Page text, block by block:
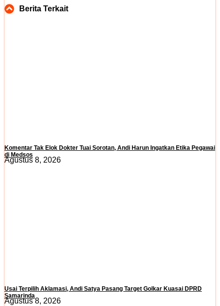
Berita Terkait
Komentar Tak Elok Dokter Tuai Sorotan, Andi Harun Ingatkan Etika Pegawai
di Medsos
Agustus 8, 2026
Usai Terpilih Aklamasi, Andi Satya Pasang Target Golkar Kuasai DPRD
Samarinda
Agustus 8, 2026